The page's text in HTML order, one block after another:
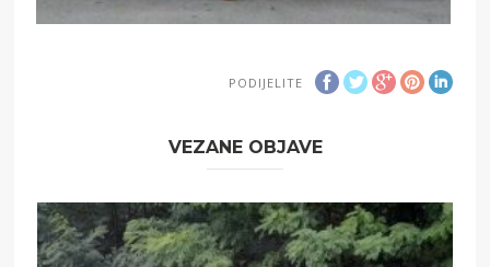
PODIJELITE
VEZANE OBJAVE